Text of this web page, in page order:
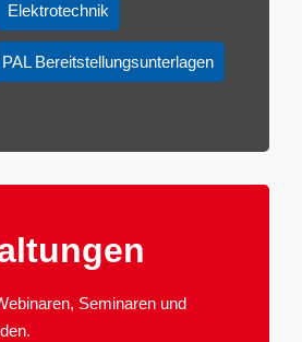
Elektrotechnik
PAL Bereitstellungsunterlagen
Seminaren und